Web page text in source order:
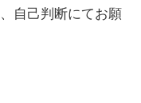
自己判断にてお願